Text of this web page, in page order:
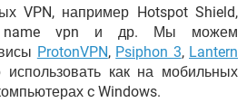
VPN, например Hotspot Shield,
name vpn и др. Мы можем
ProtonVPN, Psiphon 3, Lantern
как на мобильных
c Windows.